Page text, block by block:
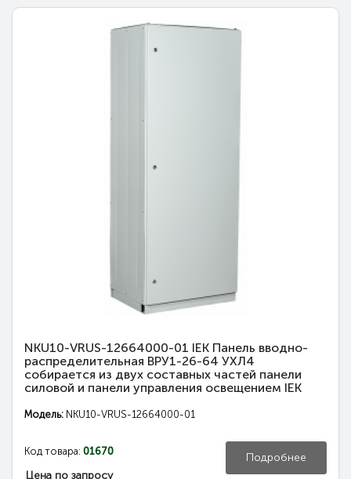
NKU10-VRUS-12664000-01 IEK Панель вводно-
распределительная ВРУ1-26-64 УХЛ4
собирается из двух составных частей панели
силовой и панели управления освещением IEK
Модель: NKU10-VRUS-12664000-01
Код товара: 01670
Цена по запросу
Подробнее